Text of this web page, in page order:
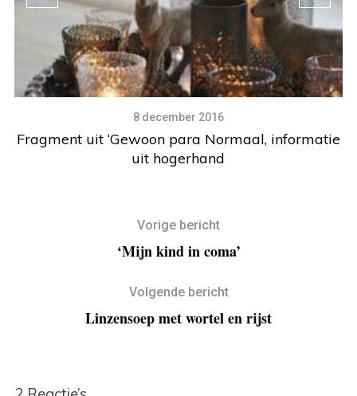
8 december 2016
Fragment uit ‘Gewoon para Normaal, informatie
uit hogerhand
Vorige bericht
‘Mijn kind in coma’
Volgende bericht
Linzensoep met wortel en rijst